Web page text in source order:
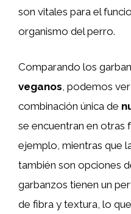
son vitales para el
organismo del perro.
Comparando los
veganos , podemos
combinación única de
se encuentran en otras
ejemplo, mientras que
también son opciones
garbanzos tienen un
de fibra y textura, lo